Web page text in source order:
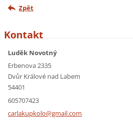
Zpět
Kontakt
Luděk Novotný
Erbenova 2335
Dvůr Králové nad Labem
54401
605707423
carlakupkolo@gmail.com